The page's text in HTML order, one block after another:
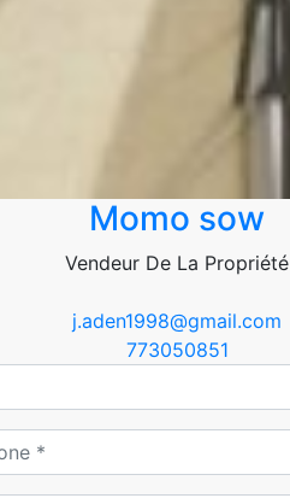
Momo sow
Vendeur De La Propriété
j.aden1998@gmail.com
773050851